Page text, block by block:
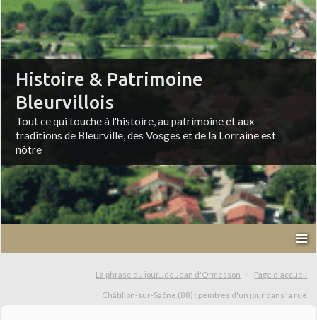
Histoire & Patrimoine
Bleurvillois
Tout ce qui touche à l'histoire, au patrimoine et aux
traditions de Bleurville, des Vosges et de la Lorraine est
nôtre
La phrase du jour... de Jean d'Ormesson Page d'accueil
Châtillon-sur-Saône (88) : peintres d'un jour dans la rue